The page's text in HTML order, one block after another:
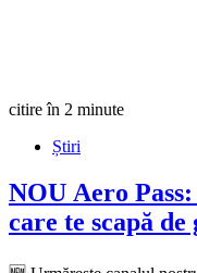
citire în 2 minute
Știri
NOU Aero
care te scapă